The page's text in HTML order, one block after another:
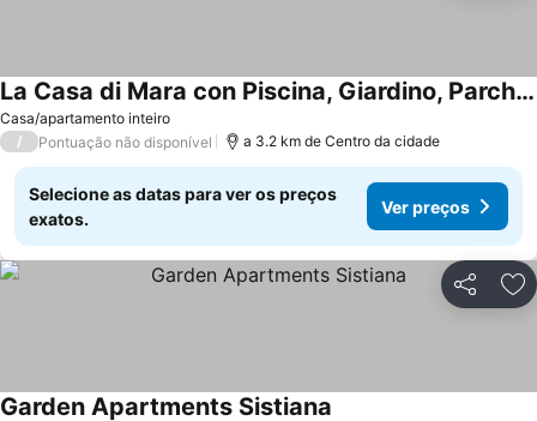
Casa/apartamento inteiro
La Casa di Mara con Piscina, Giardino, Parcheggio Privato a Sistiana
Ver preços
/ Pontuação não disponível a 3.2 km de Centro da cidade
Selecione as datas para ver os preços
exatos.
Ver preços
Partilhar
Garden Apartments Sistiana